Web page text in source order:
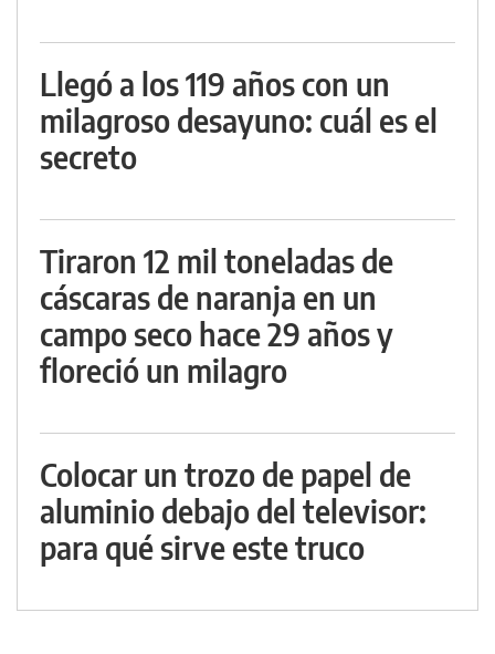
Llegó a los 119 años con un
milagroso desayuno: cuál es el
secreto
Tiraron 12 mil toneladas de
cáscaras de naranja en un
campo seco hace 29 años y
floreció un milagro
Colocar un trozo de papel de
aluminio debajo del televisor:
para qué sirve este truco